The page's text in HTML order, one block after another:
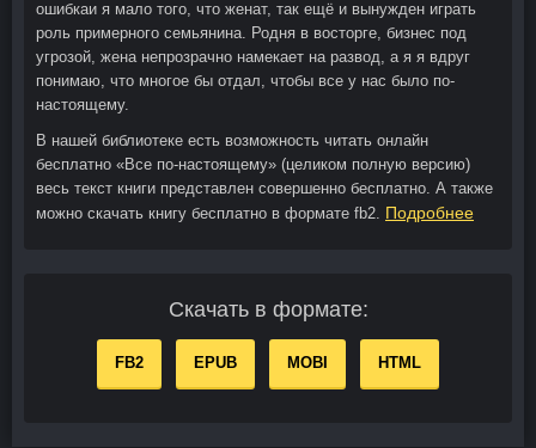
ошибкаи я мало того, что женат, так ещё и вынужден играть
роль примерного семьянина. Родня в восторге, бизнес под
угрозой, жена непрозрачно намекает на развод, а я я вдруг
понимаю, что многое бы отдал, чтобы все у нас было по-
настоящему.
В нашей библиотеке есть возможность читать онлайн
бесплатно «Все по-настоящему» (целиком полную версию)
весь текст книги представлен совершенно бесплатно. А также
можно скачать книгу бесплатно в формате fb2. Подробнее
Скачать в формате:
FB2 EPUB MOBI HTML